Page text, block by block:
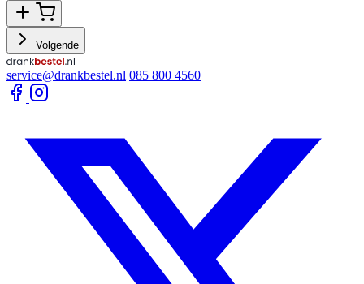
Volgende
service@drankbestel.nl 085 800 4560